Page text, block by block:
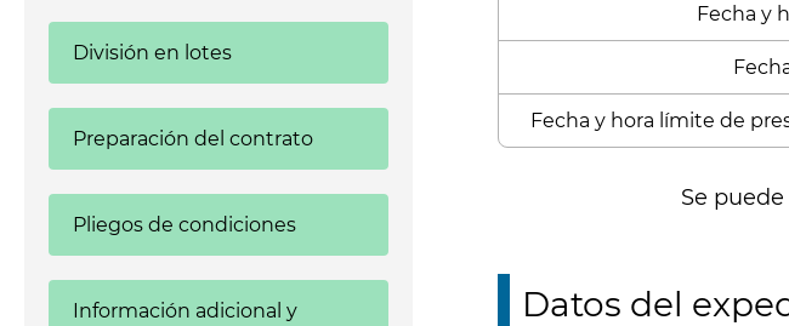
División en lotes
Preparación del contrato
Pliegos de condiciones
Información adicional y
Fecha y
Fecha y hora límite de
Se
Datos del